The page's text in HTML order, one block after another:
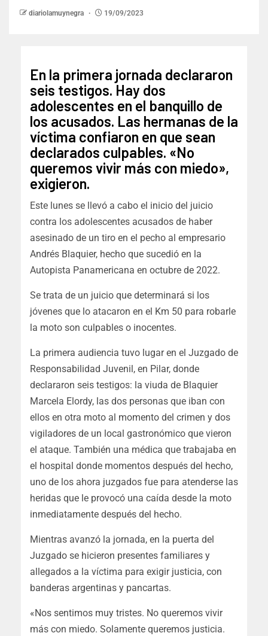
diariolamuynegra 19/09/2023
En la primera jornada declararon
seis testigos. Hay dos
adolescentes en el banquillo de
los acusados. Las hermanas de la
víctima confiaron en que sean
declarados culpables. «No
queremos vivir más con miedo»,
exigieron.
Este lunes se llevó a cabo el inicio del juicio
contra los adolescentes acusados de haber
asesinado de un tiro en el pecho al empresario
Andrés Blaquier, hecho que sucedió en la
Autopista Panamericana en octubre de 2022.
Se trata de un juicio que determinará si los
jóvenes que lo atacaron en el Km 50 para robarle
la moto son culpables o inocentes.
La primera audiencia tuvo lugar en el Juzgado de
Responsabilidad Juvenil, en Pilar, donde
declararon seis testigos: la viuda de Blaquier
Marcela Elordy, las dos personas que iban con
ellos en otra moto al momento del crimen y dos
vigiladores de un local gastronómico que vieron
el ataque. También una médica que trabajaba en
el hospital donde momentos después del hecho,
uno de los ahora juzgados fue para atenderse las
heridas que le provocó una caída desde la moto
inmediatamente después del hecho.
Mientras avanzó la jornada, en la puerta del
Juzgado se hicieron presentes familiares y
allegados a la víctima para exigir justicia, con
banderas argentinas y pancartas.
«Nos sentimos muy tristes. No queremos vivir
más con miedo. Solamente queremos justicia.